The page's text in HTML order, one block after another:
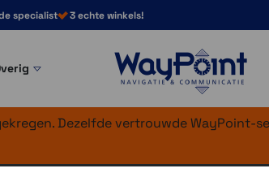
specialist 3 echte winkels!
Dezelfde vertrouwde WayPoint-